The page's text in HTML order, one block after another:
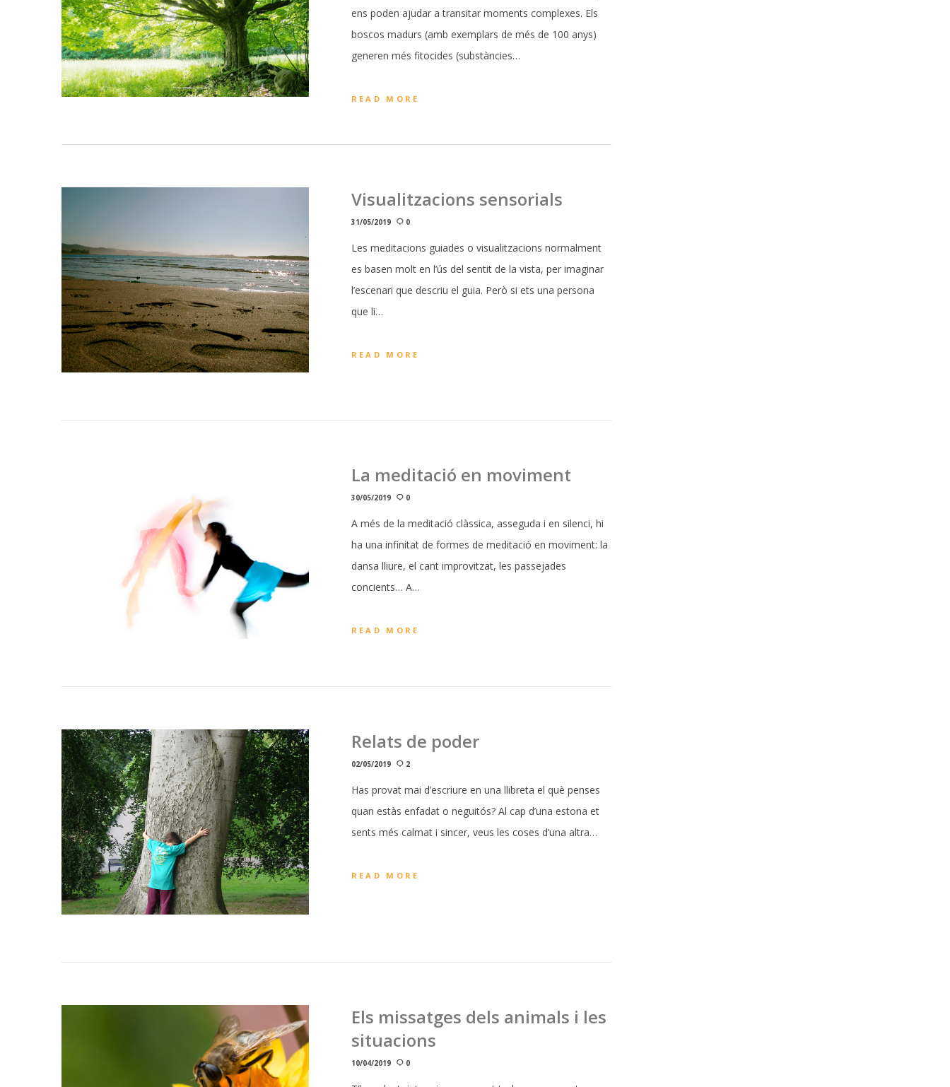
ens poden ajudar a transitar moments complexes. Els
boscos madurs (amb exemplars de més de 100 anys)
generen més fitocides (substàncies…
READ MORE
Visualitzacions sensorials
31/05/2019 0
Les meditacions guiades o visualitzacions normalment
es basen molt en l’ús del sentit de la vista, per imaginar
l’escenari que descriu el guia. Però si ets una persona
que li…
READ MORE
La meditació en moviment
30/05/2019 0
A més de la meditació clàssica, asseguda i en silenci, hi
ha una infinitat de formes de meditació en moviment: la
dansa lliure, el cant improvitzat, les passejades
concients… A…
READ MORE
Relats de poder
02/05/2019 2
Has provat mai d’escriure en una llibreta el què penses
quan estàs enfadat o neguitós? Al cap d’una estona et
sents més calmat i sincer, veus les coses d’una altra…
READ MORE
Els missatges dels animals i les
situacions
10/04/2019 0